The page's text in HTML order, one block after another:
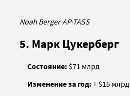
Noah Berger·AP·TASS
5. Марк Цукерберг
Состояние: $71 млрд
Изменение за год: + $15 млрд